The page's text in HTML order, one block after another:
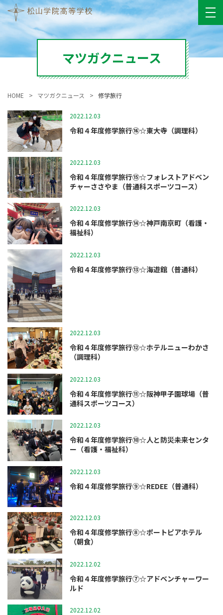
マツガクニュース
HOME マツガクニュース 修学旅行
2022.12.03
令和４年度修学旅行⑯☆東大寺（調理科）
2022.12.03
令和４年度修学旅行⑮☆フォレストアドベン
チャーささやま（普通科スポーツコース）
2022.12.03
令和４年度修学旅行⑭☆神戸南京町（看護・
福祉科）
2022.12.03
令和４年度修学旅行⑬☆海遊館（普通科）
2022.12.03
令和４年度修学旅行⑫☆ホテルニューわかさ
（調理科）
2022.12.03
令和４年度修学旅行⑪☆阪神甲子園球場（普
通科スポーツコース）
2022.12.03
令和４年度修学旅行⑩☆人と防災未来センタ
ー（看護・福祉科）
2022.12.03
令和４年度修学旅行⑨☆REDEE（普通科）
2022.12.03
令和４年度修学旅行⑧☆ポートピアホテル
（朝食）
2022.12.02
令和４年度修学旅行⑦☆アドベンチャーワー
ルド
2022.12.02